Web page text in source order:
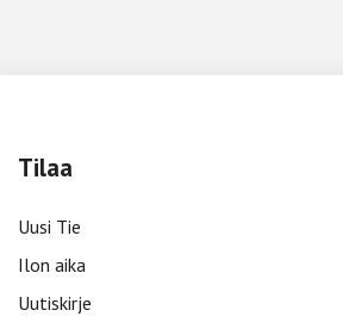
Tilaa
Uusi Tie
Ilon aika
Uutiskirje